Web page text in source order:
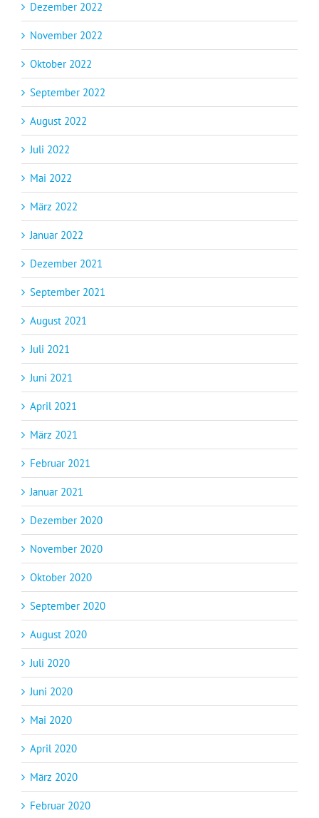
Dezember 2022
November 2022
Oktober 2022
September 2022
August 2022
Juli 2022
Mai 2022
März 2022
Januar 2022
Dezember 2021
September 2021
August 2021
Juli 2021
Juni 2021
April 2021
März 2021
Februar 2021
Januar 2021
Dezember 2020
November 2020
Oktober 2020
September 2020
August 2020
Juli 2020
Juni 2020
Mai 2020
April 2020
März 2020
Februar 2020